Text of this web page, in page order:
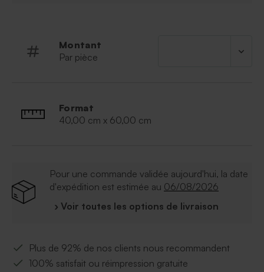
grâce à notre outil de personnalisation.
Vendu sans le chevalet.
Montant
Par pièce
Format
40,00 cm x 60,00 cm
Pour une commande validée aujourd'hui, la date
d'expédition est estimée au 06/08/2026
› Voir toutes les options de livraison
Plus de 92% de nos clients nous recommandent
100% satisfait ou réimpression gratuite